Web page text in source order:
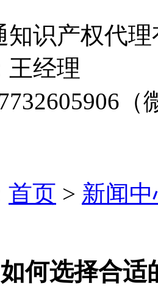
知识产权代
王经理
（
首页 > 新闻
如何选择合适